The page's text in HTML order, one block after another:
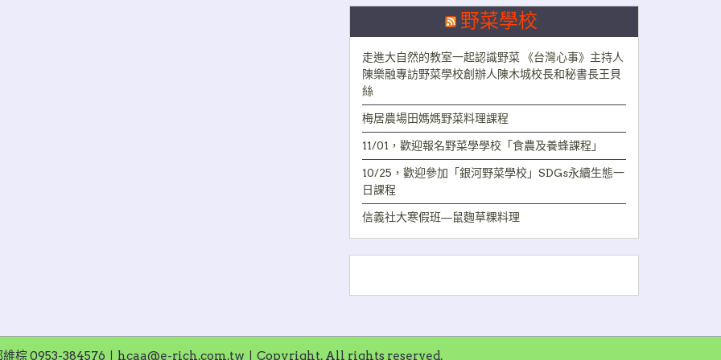
野菜學校
走進大自然的教室一起認識野菜 《台灣心事》主持人
陳樂融專訪野菜學校創辦人陳木城校長和秘書長王貝
絲
梅居農場田媽媽野菜料理課程
11/01，歡迎報名野菜學學校「食農及養蜂課程」
10/25，歡迎參加「銀河野菜學校」SDGs永續生態一
日課程
信義社大寒假班—鼠麴草粿料理
維棕 0953-384576〡hcaa@e-rich.com.tw〡Copyright. All rights reserved.